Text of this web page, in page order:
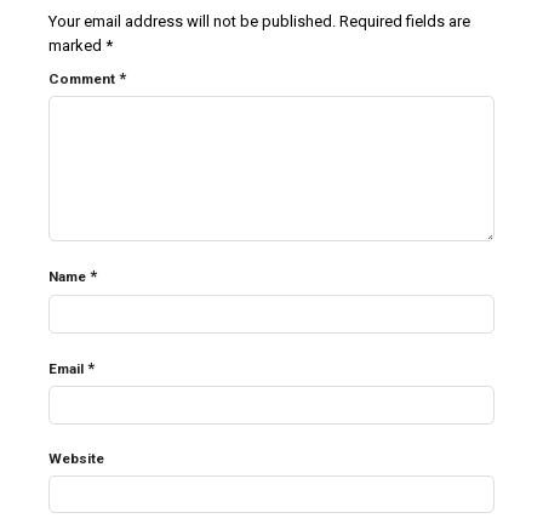
Your email address will not be published. Required fields are
marked *
Comment *
Name *
Email *
Website